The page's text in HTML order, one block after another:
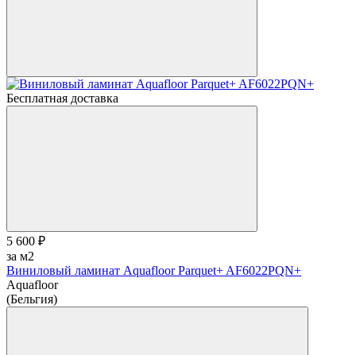
Бесплатная доставка
5 600 ₽
за м2
Виниловый ламинат Aquafloor Parquet+ AF6022PQN+
Aquafloor
(Бельгия)